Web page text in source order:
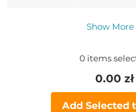
Show More
0items
0.00 zł
Add Selected